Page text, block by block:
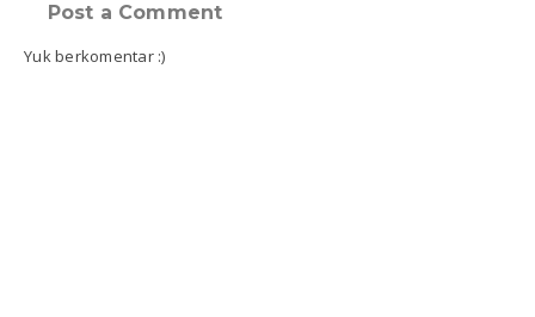
Post a Comment
Yuk berkomentar :)